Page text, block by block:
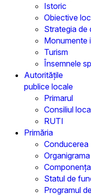
Istoric
Obiective
Strategia de
Monumente
Turism
Însemnele
Autoritățile
publice locale
Primarul
Consiliul
RUTI
Primăria
Conducerea
Organigrama
Componența
Statul de
Programul